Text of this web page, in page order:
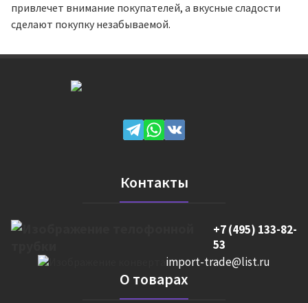
привлечет внимание покупателей, а вкусные сладости
сделают покупку незабываемой.
Контакты
+7 (495) 133-82-
53
import-trade@list.ru
О товарах